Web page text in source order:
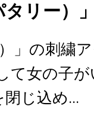
タリー）
」の刺繍
て女の子
閉じ込め...